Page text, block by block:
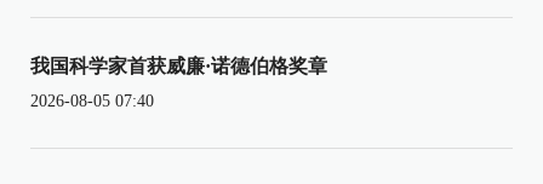
我国科学家首获威廉·诺德伯格奖章
2026-08-05 07:40